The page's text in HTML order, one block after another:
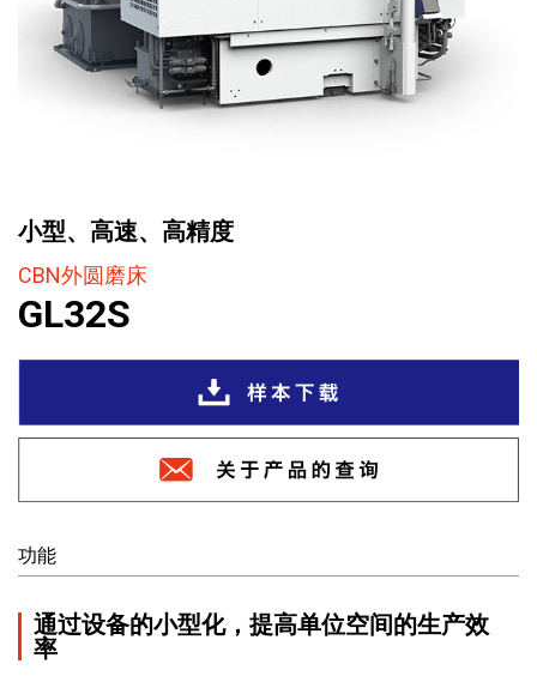
小型、高速、高精度
CBN外圆磨床
GL32S
功能
通过设备的小型化，提高单位空间的生产效
率